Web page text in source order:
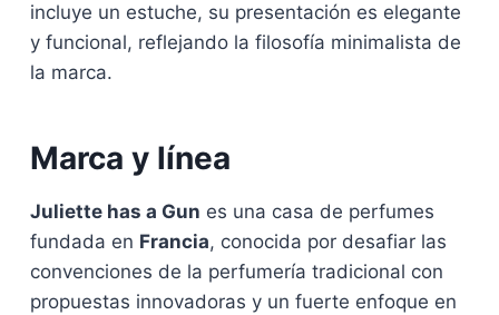
incluye un estuche, su presentación es elegante
y funcional, reflejando la filosofía minimalista de
la marca.
Marca y línea
Juliette has a Gun es una casa de perfumes
fundada en Francia, conocida por desafiar las
convenciones de la perfumería tradicional con
propuestas innovadoras y un fuerte enfoque en